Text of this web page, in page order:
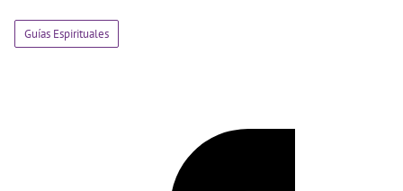
Guías Espirituales